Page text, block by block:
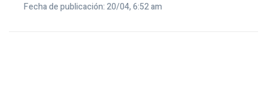
Fecha de publicación: 20/04, 6:52 am